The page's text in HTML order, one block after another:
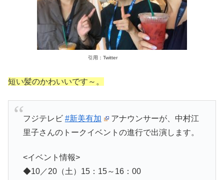
引用：Twitter
短い髪のかわいいです～。
フジテレビ #新美有加
アナウンサーが、中村江
里子さんのトークイベントの進行で出演します。
<イベント情報>
◆10／20（土）15：15～16：00